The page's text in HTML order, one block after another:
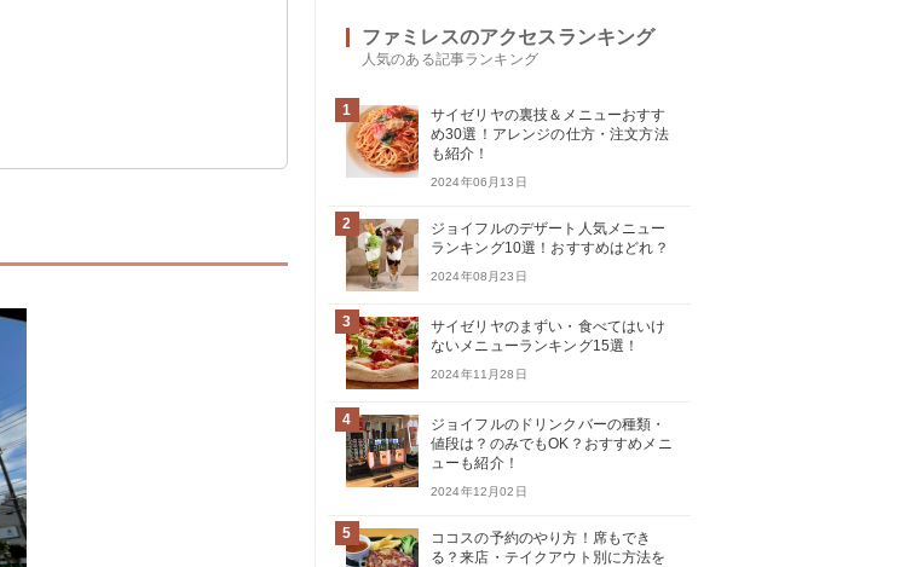
ファミレスのアクセスランキング
人気のある記事ランキング
1
サイゼリヤの裏技＆メニューおすす
め30選！アレンジの仕方・注文方法
も紹介！
2024年06月13日
2
ジョイフルのデザート人気メニュー
ランキング10選！おすすめはどれ？
2024年08月23日
3
サイゼリヤのまずい・食べてはいけ
ないメニューランキング15選！
2024年11月28日
4
ジョイフルのドリンクバーの種類・
値段は？のみでもOK？おすすめメニ
ューも紹介！
2024年12月02日
5
ココスの予約のやり方！席もでき
る？来店・テイクアウト別に方法を